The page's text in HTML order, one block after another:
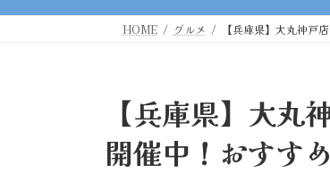
HOME グルメ 【兵庫県】大丸神戸
【兵庫県】大
開催中！おすす